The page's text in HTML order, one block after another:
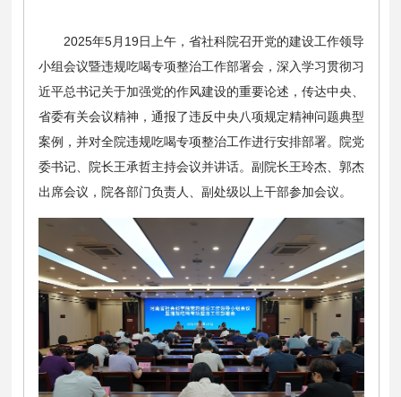
2025年5月19日上午，省社科院召开党的建设工作领导
小组会议暨违规吃喝专项整治工作部署会，深入学习贯彻习
近平总书记关于加强党的作风建设的重要论述，传达中央、
省委有关会议精神，通报了违反中央八项规定精神问题典型
案例，并对全院违规吃喝专项整治工作进行安排部署。院党
委书记、院长王承哲主持会议并讲话。副院长王玲杰、郭杰
出席会议，院各部门负责人、副处级以上干部参加会议。